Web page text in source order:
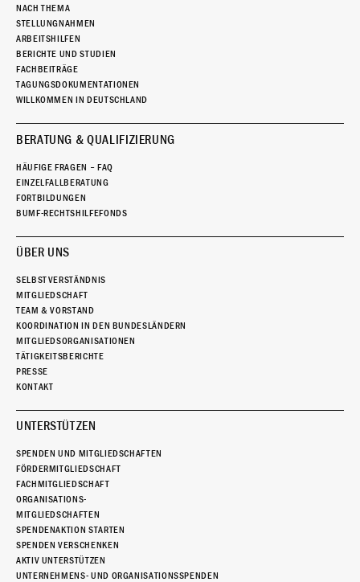
NACH THEMA
STELLUNGNAHMEN
ARBEITSHILFEN
BERICHTE UND STUDIEN
FACHBEITRÄGE
TAGUNGSDOKUMENTATIONEN
WILLKOMMEN IN DEUTSCHLAND
BERATUNG & QUALIFIZIERUNG
HÄUFIGE FRAGEN – FAQ
EINZELFALLBERATUNG
FORTBILDUNGEN
BUMF-RECHTSHILFEFONDS
ÜBER UNS
SELBSTVERSTÄNDNIS
MITGLIEDSCHAFT
TEAM & VORSTAND
KOORDINATION IN DEN BUNDESLÄNDERN
MITGLIEDSORGANISATIONEN
TÄTIGKEITSBERICHTE
PRESSE
KONTAKT
UNTERSTÜTZEN
SPENDEN UND MITGLIEDSCHAFTEN
FÖRDERMITGLIEDSCHAFT
FACHMITGLIEDSCHAFT
ORGANISATIONS-
MITGLIEDSCHAFTEN
SPENDENAKTION STARTEN
SPENDEN VERSCHENKEN
AKTIV UNTERSTÜTZEN
UNTERNEHMENS- UND ORGANISATIONSSPENDEN